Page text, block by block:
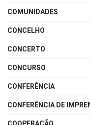
COMUNIDADES
CONCELHO
CONCERTO
CONCURSO
CONFERÊNCIA
CONFERÊNCIA DE